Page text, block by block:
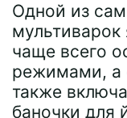
Одной из
чаще всего
режимами, а
также
баночки для